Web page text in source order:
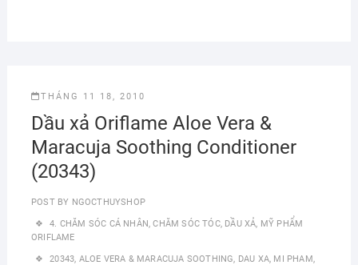
THÁNG 11 18, 2010
Dầu xả Oriflame Aloe Vera &
Maracuja Soothing Conditioner
(20343)
POST BY NGOCTHUYSHOP
4. CHĂM SÓC CÁ NHÂN,CHĂM SÓC TÓC, DẦU XẢ, MỸ PHẨM
ORIFLAME
20343, ALOE VERA & MARACUJA SOOTHING, DAU XA, MI PHAM,